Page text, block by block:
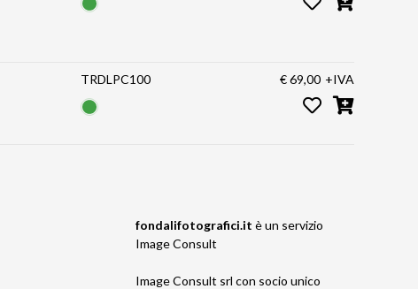
TRDLPC100 € 69,00 +IVA
fondalifotografici.it è un servizio
Image Consult
Image Consult srl con socio unico